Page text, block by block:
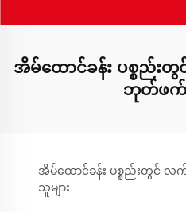
အိမ်ထောင်ခန်း ပစ္စည်
ဘုတ်ဖက်
အိမ်ထောင်ခန်း ပစ္စည်းတွင်
သူများ